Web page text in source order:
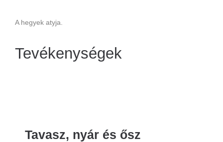
A hegyek atyja.
Tevékenységek
Tavasz, nyár és ősz